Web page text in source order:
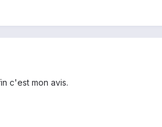
c'est mon avis.